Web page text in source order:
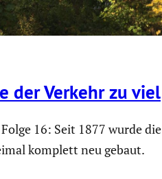
der Verkehr zu viel
16: Seit 1877 wurde die
komplett neu gebaut.